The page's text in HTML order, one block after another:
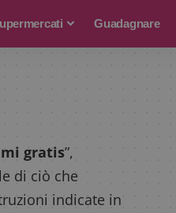
Guadagnare
gratis”,
di ciò che
indicate in